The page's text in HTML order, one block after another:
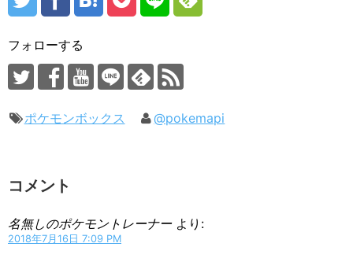
フォローする
ポケモンボックス @pokemapi
コメント
名無しのポケモントレーナー より:
2018年7月16日 7:09 PM